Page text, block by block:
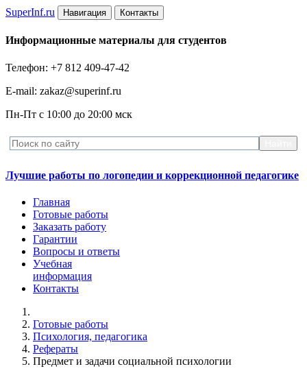
SuperInf.ru Навигация Контакты
Информационные материалы для студентов
Телефон: +7 812 409-47-42
E-mail: zakaz@superinf.ru
Пн-Пт с 10:00 до 20:00 мск
Лучшие работы по логопедии и коррекционной педагогике
Главная
Готовые работы
Заказать работу
Гарантии
Вопросы и ответы
Учебная
информация
Контакты
Готовые работы
Психология, педагогика
Рефераты
Предмет и задачи социальной психологии